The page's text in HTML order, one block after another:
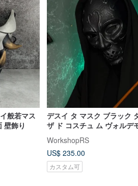
般若マス
壁飾り
デスイ タ マスク ブラック ダ クウィ
ザ ド コスチュ ム ヴォルデモ ト トム
WorkshopRS
US$ 235.00
カスタム可